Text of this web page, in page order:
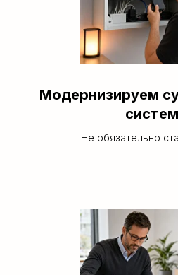
Модернизируем
Не обязательно